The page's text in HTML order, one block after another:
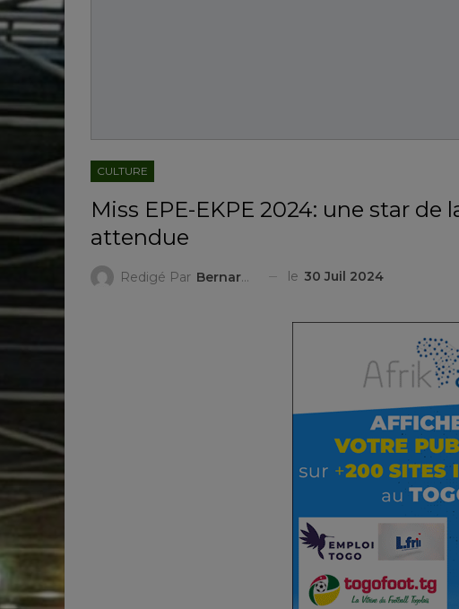
CULTURE
Miss EPE-EKPE 2024: une star
attendue
Redigé Par Bernard LAMBERT le 30 Juil 2024